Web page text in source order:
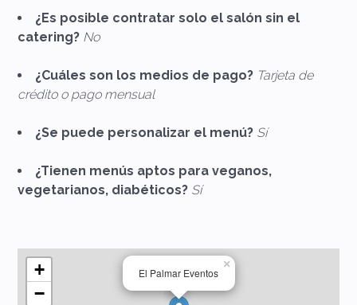
¿Es posible contratar solo el salón sin el
catering? No
¿Cuáles son los medios de pago? Tarjeta de
crédito o pago mensual
¿Se puede personalizar el menú? Sí
¿Tienen menús aptos para veganos,
vegetarianos, diabéticos? Sí
El Palmar Eventos
×
+
−